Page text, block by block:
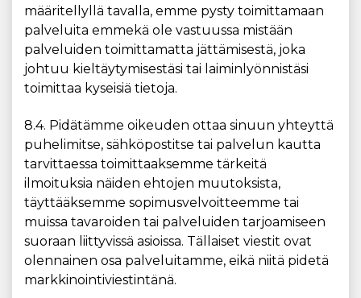
määritellyllä tavalla, emme pysty toimittamaan
palveluita emmekä ole vastuussa mistään
palveluiden toimittamatta jättämisestä, joka
johtuu kieltäytymisestäsi tai laiminlyönnistäsi
toimittaa kyseisiä tietoja.
8.4. Pidätämme oikeuden ottaa sinuun yhteyttä
puhelimitse, sähköpostitse tai palvelun kautta
tarvittaessa toimittaaksemme tärkeitä
ilmoituksia näiden ehtojen muutoksista,
täyttääksemme sopimusvelvoitteemme tai
muissa tavaroiden tai palveluiden tarjoamiseen
suoraan liittyvissä asioissa. Tällaiset viestit ovat
olennainen osa palveluitamme, eikä niitä pidetä
markkinointiviestintänä.